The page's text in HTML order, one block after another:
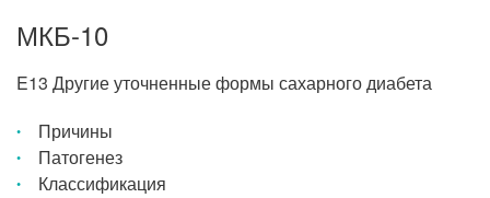
МКБ-10
E13 Другие уточненные формы сахарного диабета
Причины
Патогенез
Классификация